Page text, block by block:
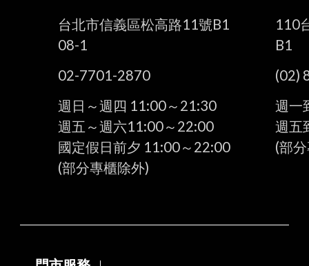
台北市信義區松高路11號B1
08-1
02-7701-2870
週日～週四 11:00～21:30
週五～週六11:00～22:00
國定假日前夕 11:00～22:00
(部分專櫃除外)
110
B1
(02)
週一
週五
(部